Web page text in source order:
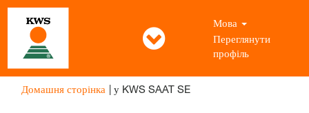
Мова
Переглянути
профіль
Домашня сторінка | у KWS SAAT SE(поточна